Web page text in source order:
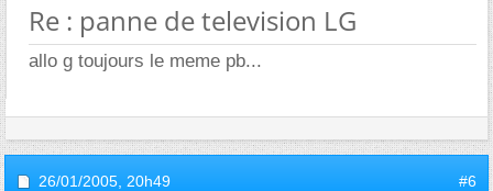
Re : panne de television LG
allo g toujours le meme pb...
26/01/2005, 20h49 #6